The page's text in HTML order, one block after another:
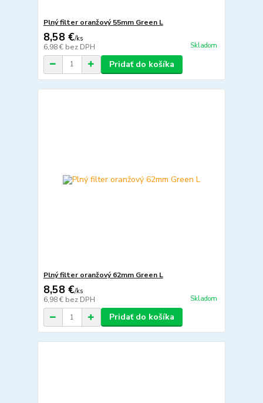
Plný filter oranžový 55mm Green L
8,58 €/ks
6,98 € bez DPH Skladom
Pridať do košíka
Plný filter oranžový 62mm Green L
8,58 €/ks
6,98 € bez DPH Skladom
Pridať do košíka